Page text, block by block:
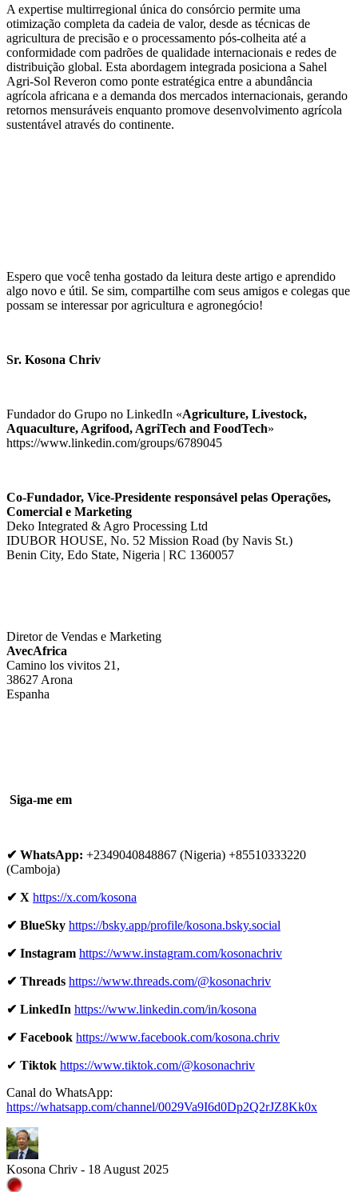
A expertise multirregional única do consórcio permite uma
otimização completa da cadeia de valor, desde as técnicas de
agricultura de precisão e o processamento pós-colheita até a
conformidade com padrões de qualidade internacionais e redes de
distribuição global. Esta abordagem integrada posiciona a Sahel
Agri-Sol Reveron como ponte estratégica entre a abundância
agrícola africana e a demanda dos mercados internacionais, gerando
retornos mensuráveis enquanto promove desenvolvimento agrícola
sustentável através do continente.
Espero que você tenha gostado da leitura deste artigo e aprendido
algo novo e útil. Se sim, compartilhe com seus amigos e colegas que
possam se interessar por agricultura e agronegócio!
Sr. Kosona Chriv
Fundador do Grupo no LinkedIn «Agriculture, Livestock,
Aquaculture, Agrifood, AgriTech and FoodTech»
https://www.linkedin.com/groups/6789045
Co-Fundador, Vice-Presidente responsável pelas Operações,
Comercial e Marketing
Deko Integrated & Agro Processing Ltd
IDUBOR HOUSE, No. 52 Mission Road (by Navis St.)
Benin City, Edo State, Nigeria | RC 1360057
Diretor de Vendas e Marketing
AvecAfrica
Camino los vivitos 21,
38627 Arona
Espanha
Siga-me em
✔ WhatsApp: +2349040848867 (Nigeria) +85510333220
(Camboja)
✔ X https://x.com/kosona
✔ BlueSky https://bsky.app/profile/kosona.bsky.social
✔ Instagram https://www.instagram.com/kosonachriv
✔ Threads https://www.threads.com/@kosonachriv
✔ LinkedIn https://www.linkedin.com/in/kosona
✔ Facebook https://www.facebook.com/kosona.chriv
✔ Tiktok https://www.tiktok.com/@kosonachriv
Canal do WhatsApp:
https://whatsapp.com/channel/0029Va9I6d0Dp2Q2rJZ8Kk0x
Kosona Chriv - 18 August 2025